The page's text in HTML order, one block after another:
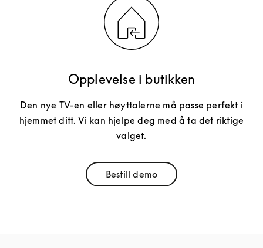
Opplevelse i butikken
Den nye TV-en eller høyttalerne må passe perfekt i
hjemmet ditt. Vi kan hjelpe deg med å ta det riktige
valget.
Bestill demoLink Opens in New Tab